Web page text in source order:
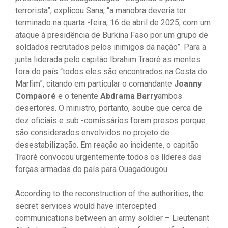
terrorista”, explicou Sana, “a manobra deveria ter
terminado na quarta -feira, 16 de abril de 2025, com um
ataque à presidência de Burkina Faso por um grupo de
soldados recrutados pelos inimigos da nação”. Para a
junta liderada pelo capitão Ibrahim Traoré as mentes
fora do país “todos eles são encontrados na Costa do
Marfim”, citando em particular o comandante Joanny
Compaoré e o tenente Abdrama Barryambos
desertores. O ministro, portanto, soube que cerca de
dez oficiais e sub -comissários foram presos porque
são considerados envolvidos no projeto de
desestabilização. Em reação ao incidente, o capitão
Traoré convocou urgentemente todos os líderes das
forças armadas do país para Ouagadougou.
According to the reconstruction of the authorities, the
secret services would have intercepted
communications between an army soldier – Lieutenant